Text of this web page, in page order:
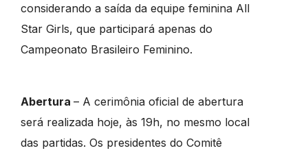
considerando a saída da equipe feminina All
Star Girls, que participará apenas do
Campeonato Brasileiro Feminino.
Abertura – A cerimônia oficial de abertura
será realizada hoje, às 19h, no mesmo local
das partidas. Os presidentes do Comitê